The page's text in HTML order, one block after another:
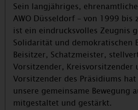
Sein langjähriges,
AWO Düsseldorf – von 1999 bis
ist ein eindrucksvolles Zeugnis
Solidarität und demokratischen
Beisitzer, Schatzmeister,
Vorsitzender, Kreisvorsitzender
Vorsitzender des Präsidiums
unsere gemeinsame Bewegung
mitgestaltet und gestärkt.